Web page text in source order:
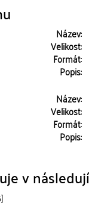
Název:
Velikost:
Formát:
Popis:
Název:
Velikost:
Formát:
Popis:
v